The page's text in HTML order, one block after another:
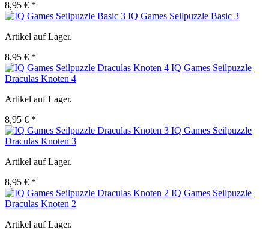
8,95 € *
IQ Games Seilpuzzle Basic 3
Artikel auf Lager.
8,95 € *
IQ Games Seilpuzzle
Draculas Knoten 4
Artikel auf Lager.
8,95 € *
IQ Games Seilpuzzle
Draculas Knoten 3
Artikel auf Lager.
8,95 € *
IQ Games Seilpuzzle
Draculas Knoten 2
Artikel auf Lager.